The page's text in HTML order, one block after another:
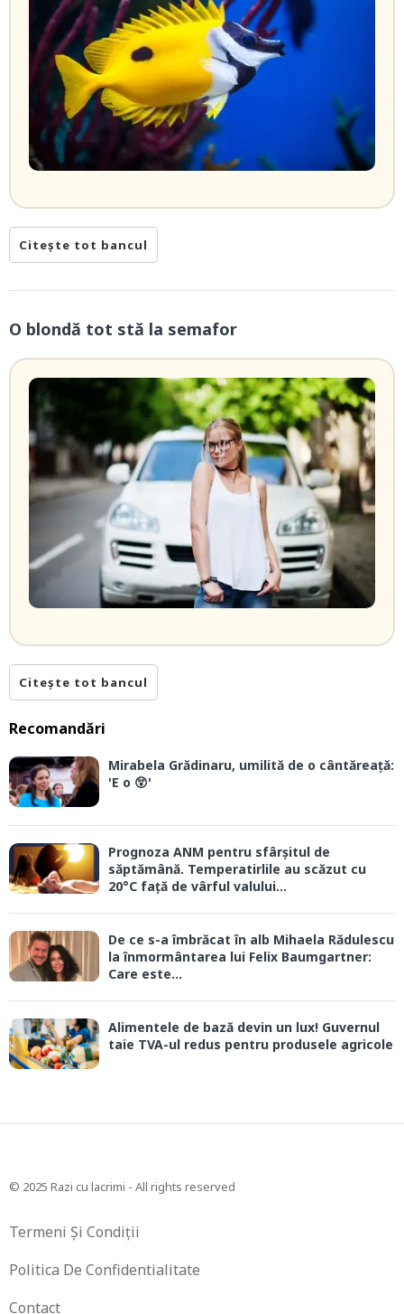
Citește tot bancul
O blondă tot stă la semafor
Citește tot bancul
Recomandări
Mirabela Grădinaru, umilită de o cântăreață:
'E o 😲'
Prognoza ANM pentru sfârșitul de
săptămână. Temperatirlile au scăzut cu
20°C față de vârful valului...
De ce s-a îmbrăcat în alb Mihaela Rădulescu
la înmormântarea lui Felix Baumgartner:
Care este...
Alimentele de bază devin un lux! Guvernul
taie TVA-ul redus pentru produsele agricole
© 2025 Razi cu lacrimi - All rights reserved
Termeni Și Condiții
Politica De Confidentialitate
Contact